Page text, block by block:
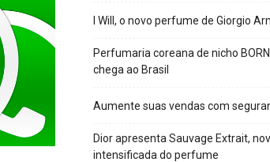
I Will, o novo perfume de Giorgio
Perfumaria coreana de nicho
chega ao Brasil
Aumente suas vendas com
Dior apresenta Sauvage Extrait,
intensificada do perfume